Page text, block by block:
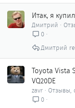
Итак, я
Дмитрий
0
Дмитрий
Toyota Vista
VQ20DE
zavr
Отзывы,
0